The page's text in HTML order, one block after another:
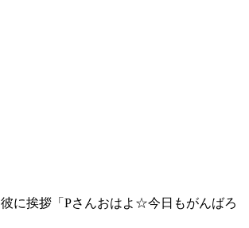
に挨拶「Pさんおはよ☆今日もがんばろ